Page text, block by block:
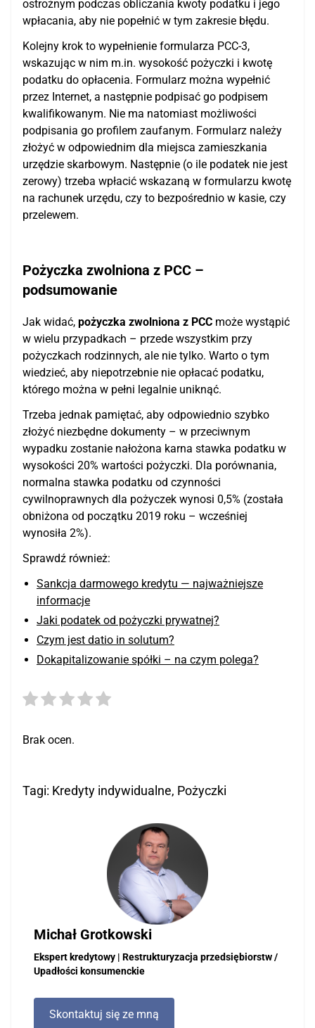
ostrożnym podczas obliczania kwoty podatku i jego
wpłacania, aby nie popełnić w tym zakresie błędu.
Kolejny krok to wypełnienie formularza PCC-3,
wskazując w nim m.in. wysokość pożyczki i kwotę
podatku do opłacenia. Formularz można wypełnić
przez Internet, a następnie podpisać go podpisem
kwalifikowanym. Nie ma natomiast możliwości
podpisania go profilem zaufanym. Formularz należy
złożyć w odpowiednim dla miejsca zamieszkania
urzędzie skarbowym. Następnie (o ile podatek nie jest
zerowy) trzeba wpłacić wskazaną w formularzu kwotę
na rachunek urzędu, czy to bezpośrednio w kasie, czy
przelewem.
Pożyczka zwolniona z PCC –
podsumowanie
Jak widać, pożyczka zwolniona z PCC może wystąpić
w wielu przypadkach – przede wszystkim przy
pożyczkach rodzinnych, ale nie tylko. Warto o tym
wiedzieć, aby niepotrzebnie nie opłacać podatku,
którego można w pełni legalnie uniknąć.
Trzeba jednak pamiętać, aby odpowiednio szybko
złożyć niezbędne dokumenty – w przeciwnym
wypadku zostanie nałożona karna stawka podatku w
wysokości 20% wartości pożyczki. Dla porównania,
normalna stawka podatku od czynności
cywilnoprawnych dla pożyczek wynosi 0,5% (została
obniżona od początku 2019 roku – wcześniej
wynosiła 2%).
Sprawdź również:
Sankcja darmowego kredytu — najważniejsze
informacje
Jaki podatek od pożyczki prywatnej?
Czym jest datio in solutum?
Dokapitalizowanie spółki – na czym polega?
Brak ocen.
Tagi: Kredyty indywidualne, Pożyczki
Michał Grotkowski
Ekspert kredytowy | Restrukturyzacja przedsiębiorstw /
Upadłości konsumenckie
Skontaktuj się ze mną